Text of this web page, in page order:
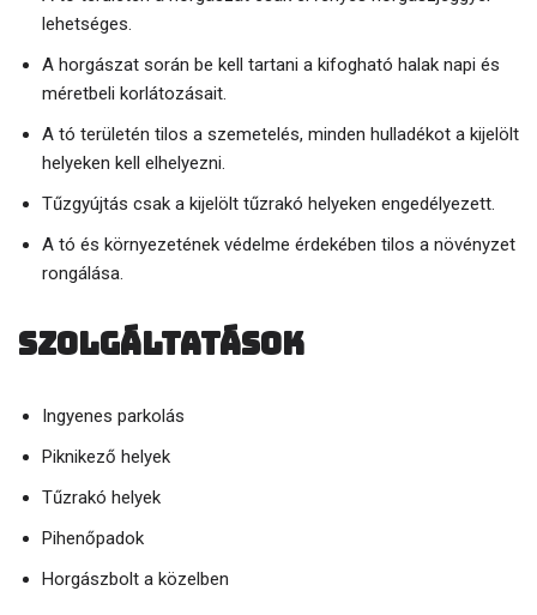
lehetséges.
A horgászat során be kell tartani a kifogható halak napi és
méretbeli korlátozásait.
A tó területén tilos a szemetelés, minden hulladékot a kijelölt
helyeken kell elhelyezni.
Tűzgyújtás csak a kijelölt tűzrakó helyeken engedélyezett.
A tó és környezetének védelme érdekében tilos a növényzet
rongálása.
Szolgáltatások
Ingyenes parkolás
Piknikező helyek
Tűzrakó helyek
Pihenőpadok
Horgászbolt a közelben